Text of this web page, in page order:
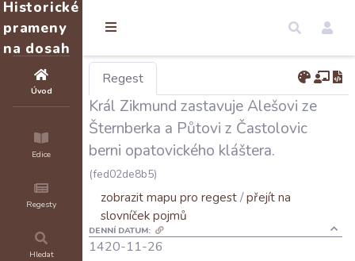
Historické
prameny
na dosah
Úvod
Edice
Regesty
Hledat
Regest
Král Zikmund zastavuje Alešovi ze
Šternberka a Půtovi z Častolovic
berni opatovického kláštera.
(fed02de8b5)
zobrazit mapu pro regest/přejít na
slovníček pojmů
DENNÍ DATUM:
1420-11-26